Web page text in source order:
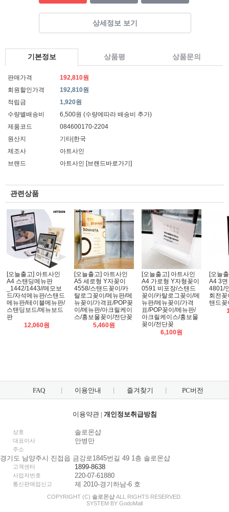
상세정보 보기
기본정보 상품평 상품문의
판매가격
192,810원
회원할인가격
192,810원
적립금
1,920원
수량별배송비
6,500원 (수량에따라 배송비 추가)
제품코드
084600170-2204
원산지
기타|한국
제조사
아트사인
브랜드
아트사인 [브랜드바로가기]
관련상품
[오늘출고] 아트사인
A4 스탠딩메뉴판
_1442/1443//메모보
드/자석메뉴판/스탠드
메뉴판/테이블메뉴판/
스탠딩보드/메뉴보드
판
12,060원
[오늘출고] 아트사인
A5 세로형 Y자꽂이
4558/스탠드꽂이/카
탈로그꽂이/메뉴판/메
뉴꽂이/가격표/POP꽂
이/메뉴판/아크릴케이
스/홍보물꽂이/전단꽂
5,460원
[오늘출고] 아트사인
A4 가로형 Y자형꽂이
0591 비포장/스탠드
꽂이/카탈로그꽂이/메
뉴판/메뉴꽂이/가격
표/POP꽂이/메뉴판/
아크릴케이스/홍보물
꽂이/전단꽂
6,100원
[오늘
A4 3
4801/
회전
탠드꽂
FAQ 이용안내 즐겨찾기 PC버전
이용약관| 개인정보취급방침
상호 솔로몬샵
대표이사 안병만
주소
경기도 남양주시 진접읍 금강로1845번길 49 1층 솔로몬샵
고객센터 1899-8638
사업자번호 220-07-61880
통신판매업신고 제 2010-경기하남-6 호
COPYRIGHT (C) 솔로몬샵 ALL RIGHTS RESERVED.
SYSTEM BY GodoMall